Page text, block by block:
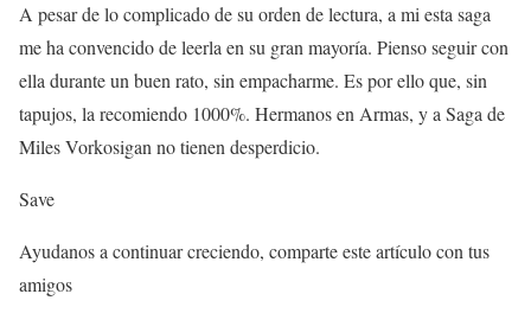
A pesar de lo complicado de su orden de lectura, a mi esta saga
me ha convencido de leerla en su gran mayoría. Pienso seguir con
ella durante un buen rato, sin empacharme. Es por ello que, sin
tapujos, la recomiendo 1000%. Hermanos en Armas, y a Saga de
Miles Vorkosigan no tienen desperdicio.
Save
Ayudanos a continuar creciendo, comparte este artículo con tus
amigos